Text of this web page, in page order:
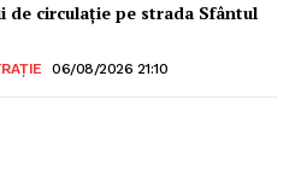
de circulație pe strada Sfântul
06/08/2026 21:10